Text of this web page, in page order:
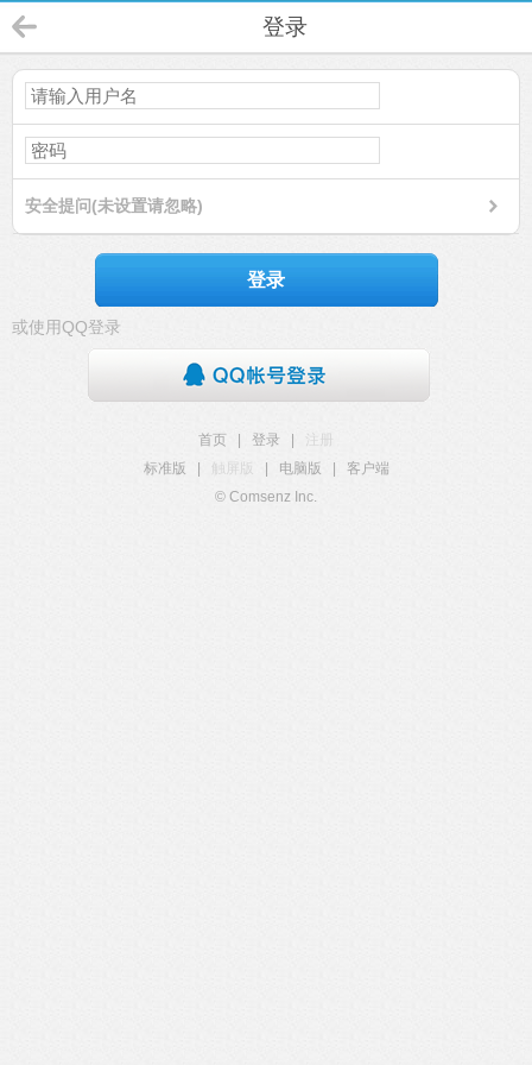
登录
安全提问(未设置请忽略)
登录
或使用QQ登录
首页 登录
注册
标准版
触屏版 电脑版
客户端
© Comsenz Inc.